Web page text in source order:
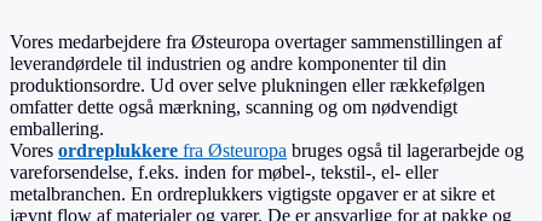
Vores medarbejdere fra Østeuropa overtager sammenstillingen af
leverandørdele til industrien og andre komponenter til din
produktionsordre. Ud over selve plukningen eller rækkefølgen
omfatter dette også mærkning, scanning og om nødvendigt
emballering.
Vores ordreplukkere fra Østeuropa bruges også til lagerarbejde og
vareforsendelse, f.eks. inden for møbel-, tekstil-, el- eller
metalbranchen. En ordreplukkers vigtigste opgaver er at sikre et
jævnt flow af materialer og varer. De er ansvarlige for at pakke og